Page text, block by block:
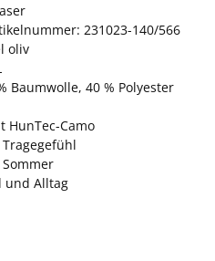
231023-140/566
oliv
Baumwolle, 40 % Polyester
HunTec-Camo
und Alltag